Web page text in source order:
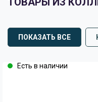
ПОКАЗАТЬ ВСЕ
Есть в наличии